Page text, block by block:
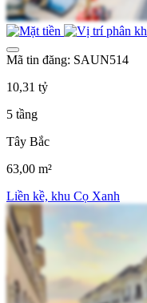
Mã tin đăng: SAUN514
10,31 tỷ
5 tầng
Tây Bắc
63,00 m²
Liền kề, khu Cọ Xanh